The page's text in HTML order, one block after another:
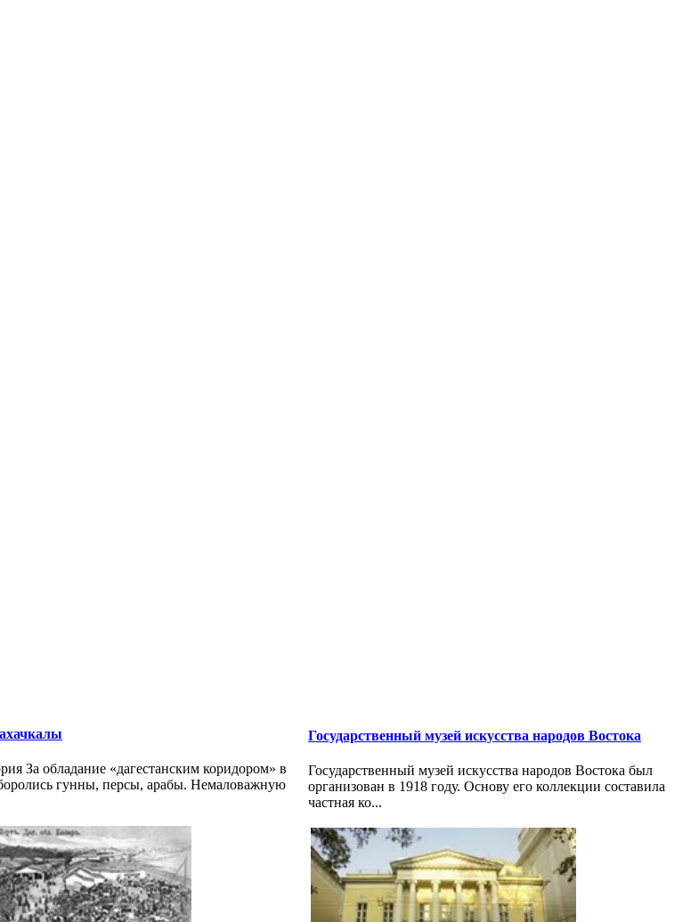
За обладание «дагестанским коридором» в
гунны, персы, арабы. Немаловажную
Государственный музей искусства народов Востока
Государственный музей искусства народов Востока был
организован в 1918 году. Основу его коллекции составила
частная ко...